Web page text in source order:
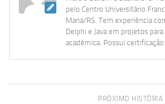
pelo Centro Universitário
Maria/RS. Tem experiência
Delphi e Java em projetos
acadêmica. Possui certificação
PRÓXIMO HISTÓRIA